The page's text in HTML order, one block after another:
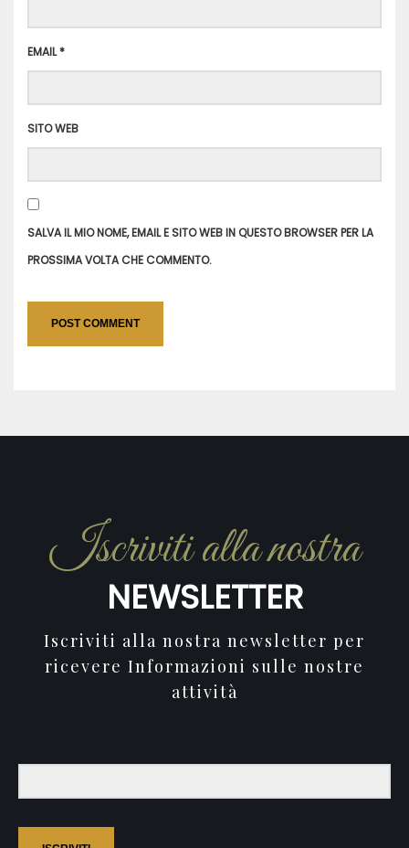
EMAIL*
SITO WEB
SALVA IL MIO NOME, EMAIL E SITO WEB IN QUESTO BROWSER PER LA
PROSSIMA VOLTA CHE COMMENTO.
Iscriviti alla nostra
NEWSLETTER
Iscriviti alla nostra newsletter per
ricevere Informazioni sulle nostre
attività